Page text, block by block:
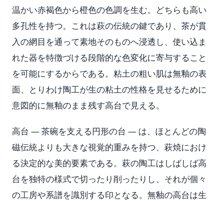
温かい赤褐色から橙色の色調を生む。どちらも高い
多孔性を持つ。これは萩の伝統の鍵であり、茶が貫
入の網目を通って素地そのものへ浸透し、使い込ま
れた器を特徴づける段階的な色変化に寄与すること
を可能にするからである。粘土の粗い肌は無釉の表
面、とりわけ陶工が生の粘土の性格を見せるために
意図的に無釉のまま残す高台で見える。
高台 — 茶碗を支える円形の台 — は、ほとんどの陶
磁伝統よりも大きな視覚的重みを持つ、萩焼におけ
る決定的な美的要素である。萩の陶工はしばしば高
台を独特の様式で切ったり削ったりし、それが個々
の工房や系譜を識別する印となる。無釉の高台は生